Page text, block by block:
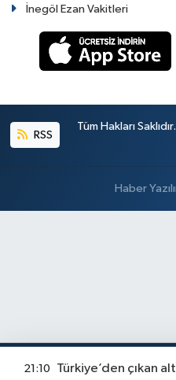
İnegöl Ezan Vakitleri
RSS
Tüm Hakları
Haber
21:10
Türkiye’den çıkan